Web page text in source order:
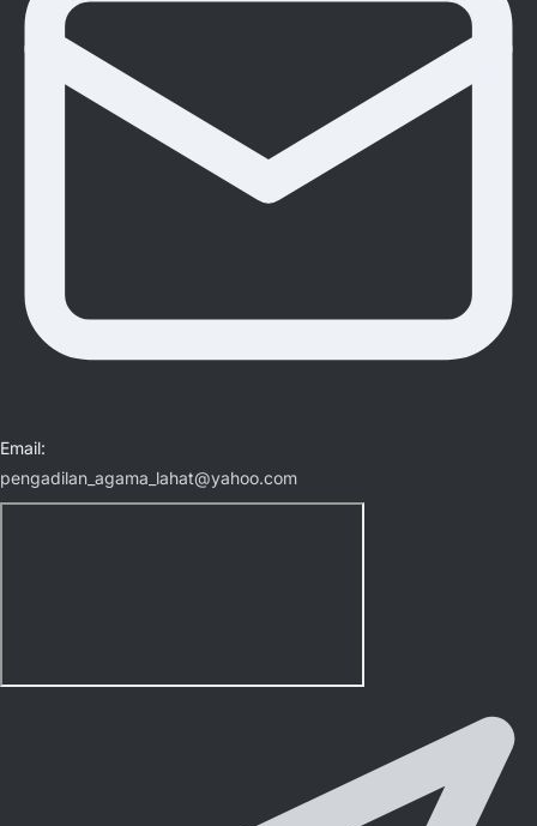
Email:
pengadilan_agama_lahat@yahoo.com